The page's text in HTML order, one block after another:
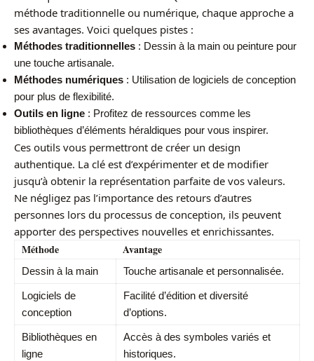
méthode traditionnelle ou numérique, chaque approche a
ses avantages. Voici quelques pistes :
Méthodes traditionnelles : Dessin à la main ou peinture pour
une touche artisanale.
Méthodes numériques : Utilisation de logiciels de conception
pour plus de flexibilité.
Outils en ligne : Profitez de ressources comme les
bibliothèques d’éléments héraldiques pour vous inspirer.
Ces outils vous permettront de créer un design
authentique. La clé est d’expérimenter et de modifier
jusqu’à obtenir la représentation parfaite de vos valeurs.
Ne négligez pas l’importance des retours d’autres
personnes lors du processus de conception, ils peuvent
apporter des perspectives nouvelles et enrichissantes.
Méthode Avantage
Dessin à la main Touche artisanale et personnalisée.
Logiciels de
conception
Facilité d’édition et diversité
d’options.
Bibliothèques en
ligne
Accès à des symboles variés et
historiques.